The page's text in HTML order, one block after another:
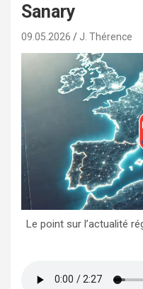
Sanary
09.05.2026 J. Thérence
Le point sur l’actualité